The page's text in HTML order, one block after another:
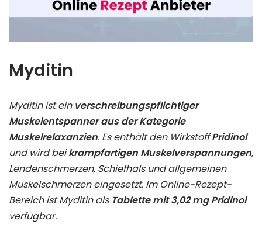
Myditin
Myditin ist ein verschreibungspflichtiger
Muskelentspanner aus der Kategorie
Muskelrelaxanzien. Es enthält den WirkstoffPridinol
und wird beikrampfartigen Muskelverspannungen,
Lendenschmerzen, Schiefhals und allgemeinen
Muskelschmerzen eingesetzt. Im Online-Rezept-
Bereich ist Myditin als Tablette mit 3,02 mg Pridinol
verfügbar.